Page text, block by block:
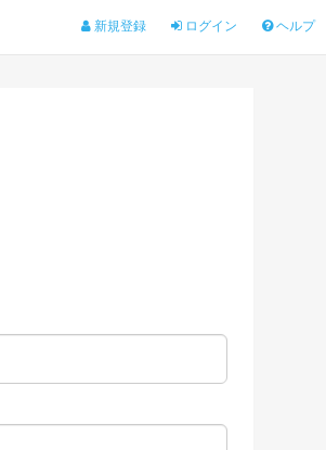
新規登録 ログイン ヘルプ